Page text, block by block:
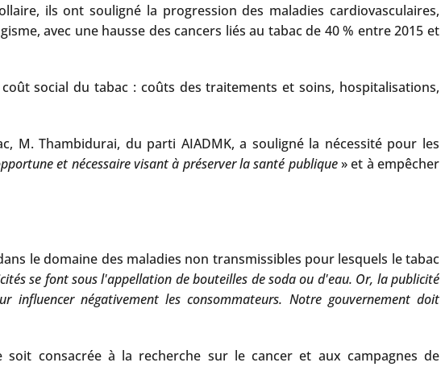
ils ont souligné la progression des maladies cardiovasculaires,
avec une hausse des cancers liés au tabac de 40 % entre 2015 et
social du tabac : coûts des traitements et soins, hospitalisations,
Thambidurai, du parti AIADMK, a souligné la nécessité pour les
et nécessaire visant à préserver la santé publique» et à empêcher
le domaine des maladies non transmissibles pour lesquels le tabac
se font sous l'appellation de bouteilles de soda ou d'eau. Or, la publicité
négativement les consommateurs. Notre gouvernement doit
consacrée à la recherche sur le cancer et aux campagnes de